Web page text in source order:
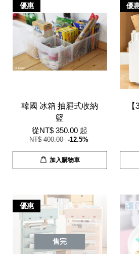
優惠
韓國 冰箱 抽屜式收納
籃
從NT$ 350.00 起
NT$ 400.00 -12.5%
加入購物車
優
優惠
售完